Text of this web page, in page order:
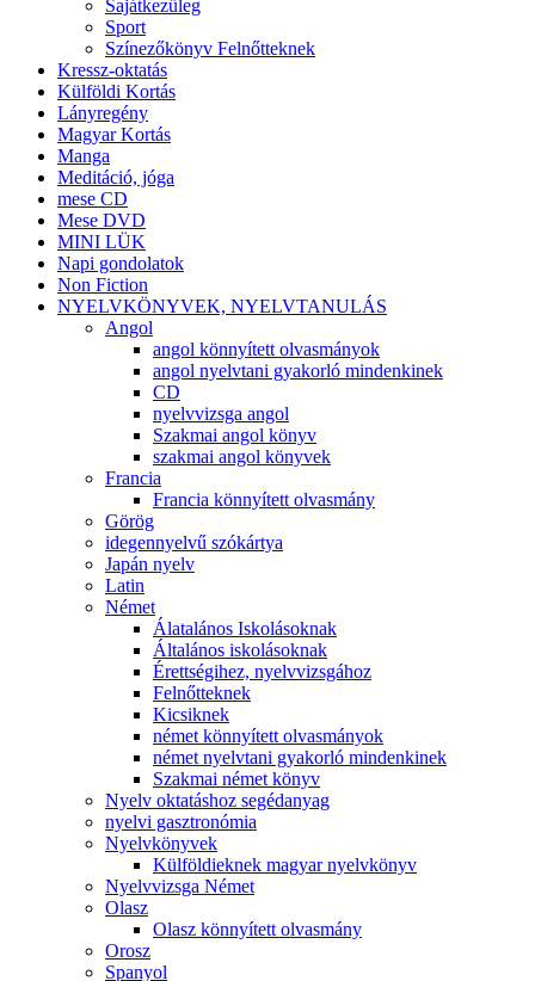
Sajátkezűleg
Sport
Színezőkönyv Felnőtteknek
Kressz-oktatás
Külföldi Kortás
Lányregény
Magyar Kortás
Manga
Meditáció, jóga
mese CD
Mese DVD
MINI LÜK
Napi gondolatok
Non Fiction
NYELVKÖNYVEK, NYELVTANULÁS
Angol
angol könnyített olvasmányok
angol nyelvtani gyakorló mindenkinek
CD
nyelvvizsga angol
Szakmai angol könyv
szakmai angol könyvek
Francia
Francia könnyített olvasmány
Görög
idegennyelvű szókártya
Japán nyelv
Latin
Német
Álatalános Iskolásoknak
Általános iskolásoknak
Érettségihez, nyelvvizsgához
Felnőtteknek
Kicsiknek
német könnyített olvasmányok
német nyelvtani gyakorló mindenkinek
Szakmai német könyv
Nyelv oktatáshoz segédanyag
nyelvi gasztronómia
Nyelvkönyvek
Külföldieknek magyar nyelvkönyv
Nyelvvizsga Német
Olasz
Olasz könnyített olvasmány
Orosz
Spanyol